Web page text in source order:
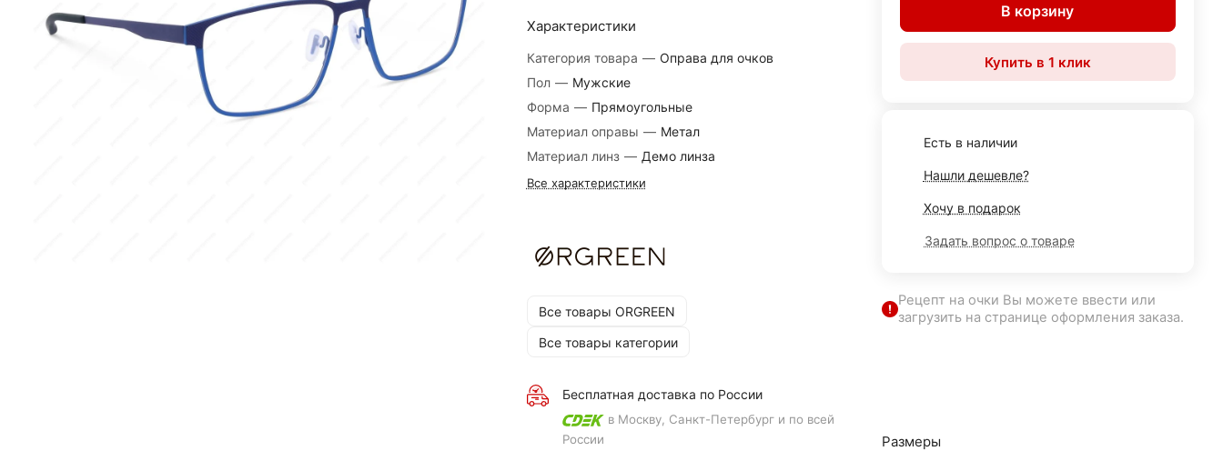
Характеристики
Категория товара — Оправа для очков
Пол — Мужские
Форма — Прямоугольные
Материал оправы — Метал
Материал линз — Демо линза
Все характеристики
Все товары ORGREEN
Все товары категории
Бесплатная доставка по России
в Москву, Санкт-Петербург и по всей
России
В корзину
Купить в 1 клик
Есть в наличии
Нашли дешевле?
Хочу в подарок
Задать вопрос о товаре
Рецепт на очки Вы можете ввести или
загрузить на странице оформления заказа.
Размеры